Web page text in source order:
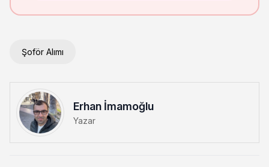
Şoför Alımı
Erhan İmamoğlu
Yazar